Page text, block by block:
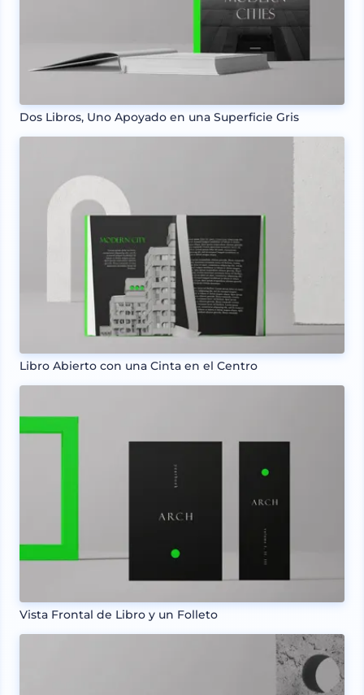
Dos Libros, Uno Apoyado en una Superficie Gris
Libro Abierto con una Cinta en el Centro
Vista Frontal de Libro y un Folleto